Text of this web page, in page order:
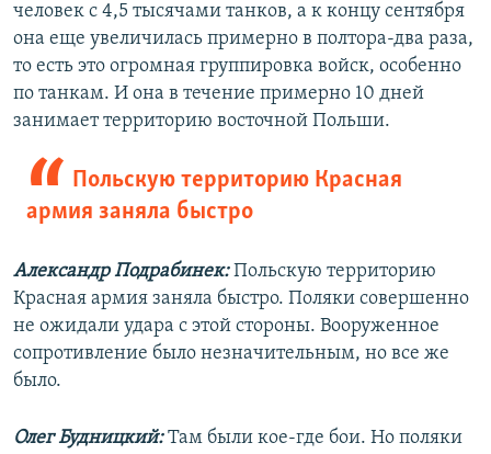
человек с 4,5 тысячами танков, а к концу сентября
она еще увеличилась примерно в полтора-два раза,
то есть это огромная группировка войск, особенно
по танкам. И она в течение примерно 10 дней
занимает территорию восточной Польши.
Польскую территорию Красная
армия заняла быстро
Александр Подрабинек:Польскую территорию
Красная армия заняла быстро. Поляки совершенно
не ожидали удара с этой стороны. Вооруженное
сопротивление было незначительным, но все же
было.
Олег Будницкий:Там были кое-где бои. Но поляки